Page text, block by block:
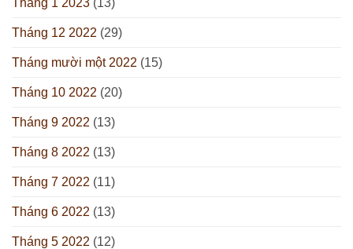
Tháng 12 2022 (29)
Tháng mười một 2022 (15)
Tháng 10 2022 (20)
Tháng 9 2022 (13)
Tháng 8 2022 (13)
Tháng 7 2022 (11)
Tháng 6 2022 (13)
Tháng 5 2022 (12)